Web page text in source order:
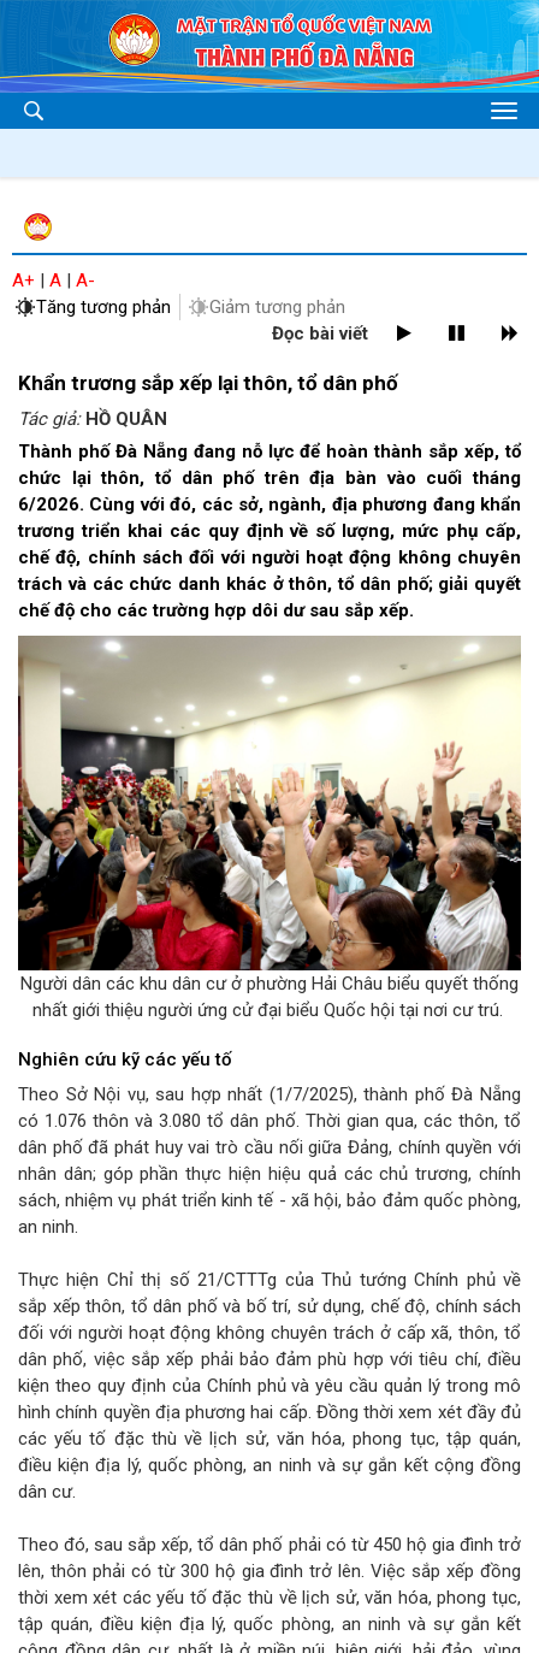
A+ | A | A-
Tăng tương phản
Giảm tương phản
Đọc bài viết
Khẩn trương sắp xếp lại thôn, tổ dân phố
Tác giả: HỒ QUÂN
Thành phố Đà Nẵng đang nỗ lực để hoàn thành sắp xếp, tổ
chức lại thôn, tổ dân phố trên địa bàn vào cuối tháng
6/2026. Cùng với đó, các sở, ngành, địa phương đang khẩn
trương triển khai các quy định về số lượng, mức phụ cấp,
chế độ, chính sách đối với người hoạt động không chuyên
trách và các chức danh khác ở thôn, tổ dân phố; giải quyết
chế độ cho các trường hợp dôi dư sau sắp xếp.
Người dân các khu dân cư ở phường Hải Châu biểu quyết thống
nhất giới thiệu người ứng cử đại biểu Quốc hội tại nơi cư trú.
Nghiên cứu kỹ các yếu tố
Theo Sở Nội vụ, sau hợp nhất (1/7/2025), thành phố Đà Nẵng
có 1.076 thôn và 3.080 tổ dân phố. Thời gian qua, các thôn, tổ
dân phố đã phát huy vai trò cầu nối giữa Đảng, chính quyền với
nhân dân; góp phần thực hiện hiệu quả các chủ trương, chính
sách, nhiệm vụ phát triển kinh tế - xã hội, bảo đảm quốc phòng,
an ninh.
Thực hiện Chỉ thị số 21/CTTTg của Thủ tướng Chính phủ về
sắp xếp thôn, tổ dân phố và bố trí, sử dụng, chế độ, chính sách
đối với người hoạt động không chuyên trách ở cấp xã, thôn, tổ
dân phố, việc sắp xếp phải bảo đảm phù hợp với tiêu chí, điều
kiện theo quy định của Chính phủ và yêu cầu quản lý trong mô
hình chính quyền địa phương hai cấp. Đồng thời xem xét đầy đủ
các yếu tố đặc thù về lịch sử, văn hóa, phong tục, tập quán,
điều kiện địa lý, quốc phòng, an ninh và sự gắn kết cộng đồng
dân cư.
Theo đó, sau sắp xếp, tổ dân phố phải có từ 450 hộ gia đình trở
lên, thôn phải có từ 300 hộ gia đình trở lên. Việc sắp xếp đồng
thời xem xét các yếu tố đặc thù về lịch sử, văn hóa, phong tục,
tập quán, điều kiện địa lý, quốc phòng, an ninh và sự gắn kết